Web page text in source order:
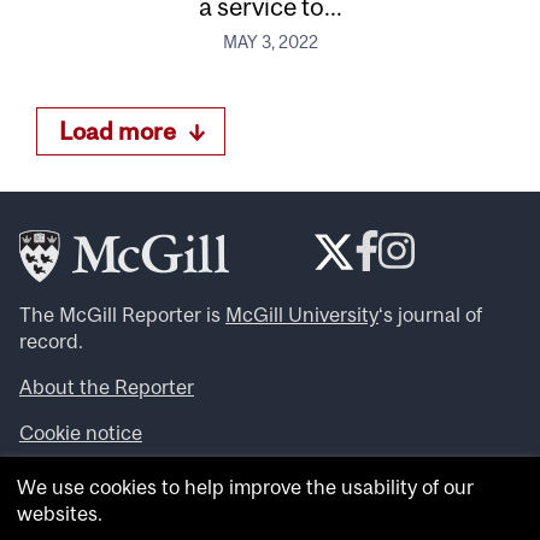
a service to...
MAY 3, 2022
Load more
The McGill Reporter is McGill University‘s journal of
record.
About the Reporter
Cookie notice
Looking for more news, videos and expert opinions? Try
theMcGill Newsroom .
We use cookies to help improve the usability of our
websites.